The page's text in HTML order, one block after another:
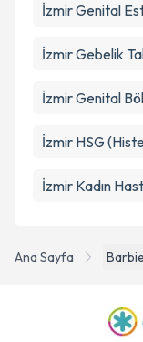
Ana Sayfa
İzmir Genital
İzmir Gebelik
İzmir Genital
İzmir HSG
İzmir Kadın